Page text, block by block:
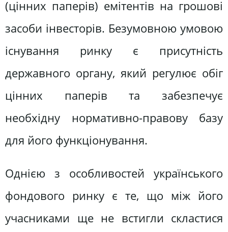
(цінних паперів) емітентів на грошові
засоби інвесторів. Безумовною умовою
існування ринку є присутність
державного органу, який регулює обіг
цінних паперів та забезпечує
необхідну нормативно-правову базу
для його функціонування.
Однією з особливостей українського
фондового ринку є те, що між його
учасниками ще не встигли скластися